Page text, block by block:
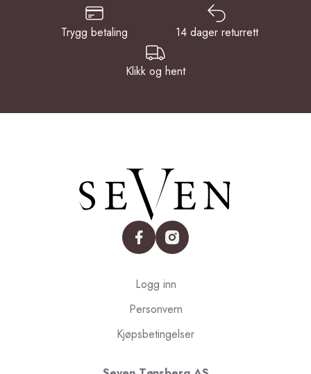
Trygg betaling 14 dager returrett
Klikk og hent
facebookinstagram
Logg inn
Personvern
Kjøpsbetingelser